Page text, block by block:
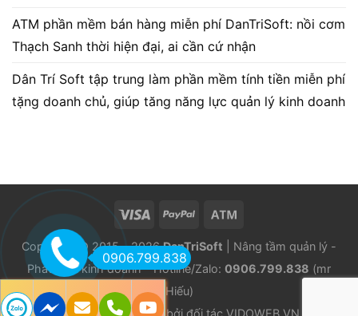
ATM phần mềm bán hàng miễn phí DanTriSoft: nồi cơm
Thạch Sanh thời hiện đại, ai cần cứ nhận
Dân Trí Soft tập trung làm phần mềm tính tiền miễn phí
tặng doanh chủ, giúp tăng năng lực quản lý kinh doanh
Copyright © 2015 - 2026DanTriSoft | Nâng tầm quản lý -
Phát triển kinh doanh - Hotline/Zalo: 0906.799.838 (mr
Hiếu)
Phát triển và duy trì bởi đối tác VIDOWEB.VN
0906.799.838